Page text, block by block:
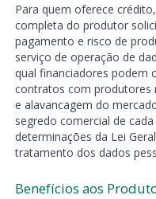
Para quem oferece
completa do produtor
pagamento e risco de
serviço de operação de
qual financiadores podem
contratos com produtores
e alavancagem do
segredo comercial de
determinações da Lei
tratamento dos dados
Benefícios aos